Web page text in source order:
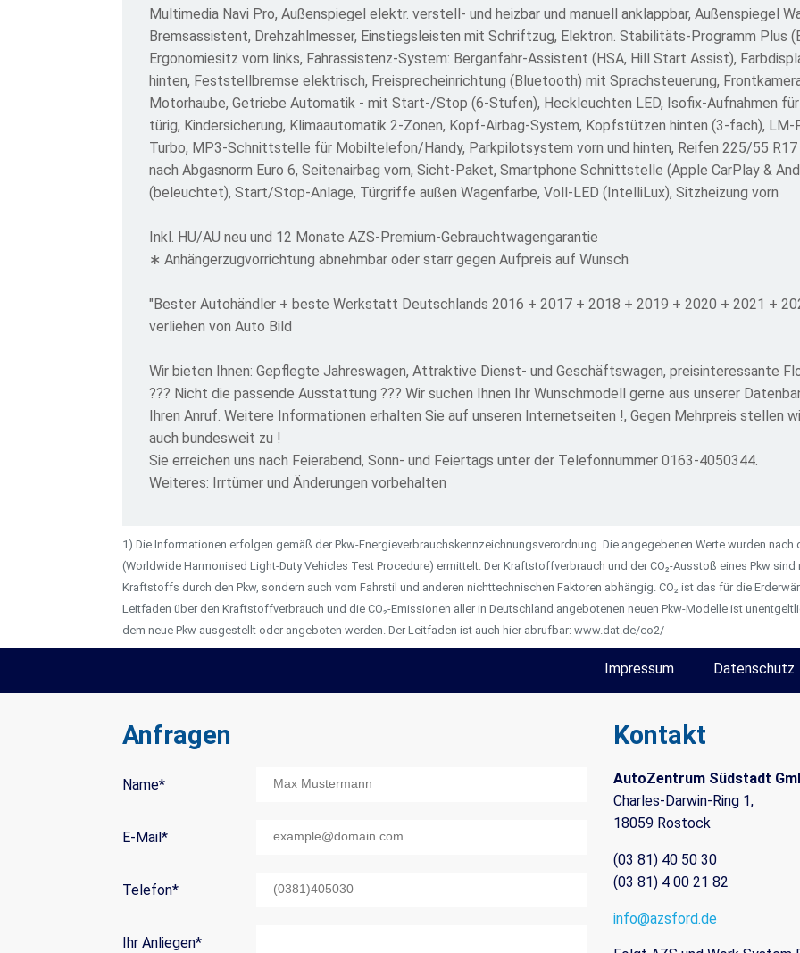
Multimedia Navi Pro, Außenspiegel elektr. verstell- und heizbar und manuell anklappbar, Außenspiegel
Bremsassistent, Drehzahlmesser, Einstiegsleisten mit Schriftzug, Elektron. Stabilitäts-Programm Plus
Ergonomiesitz vorn links, Fahrassistenz-System: Berganfahr-Assistent (HSA, Hill Start Assist),
hinten, Feststellbremse elektrisch, Freisprecheinrichtung (Bluetooth) mit Sprachsteuerung,
Motorhaube, Getriebe Automatik - mit Start-/Stop (6-Stufen), Heckleuchten LED, Isofix-Aufnahmen
türig, Kindersicherung, Klimaautomatik 2-Zonen, Kopf-Airbag-System, Kopfstützen hinten (3-fach),
Turbo, MP3-Schnittstelle für Mobiltelefon/Handy, Parkpilotsystem vorn und hinten, Reifen 225/55 R17
nach Abgasnorm Euro 6, Seitenairbag vorn, Sicht-Paket, Smartphone Schnittstelle (Apple CarPlay &
(beleuchtet), Start/Stop-Anlage, Türgriffe außen Wagenfarbe, Voll-LED (IntelliLux), Sitzheizung vorn
Inkl. HU/AU neu und 12 Monate AZS-Premium-Gebrauchtwagengarantie
∗ Anhängerzugvorrichtung abnehmbar oder starr gegen Aufpreis auf Wunsch
"Bester Autohändler + beste Werkstatt Deutschlands 2016 + 2017 + 2018 + 2019 + 2020 + 2021 +
verliehen von Auto Bild
Wir bieten Ihnen: Gepflegte Jahreswagen, Attraktive Dienst- und Geschäftswagen, preisinteressante
??? Nicht die passende Ausstattung ??? Wir suchen Ihnen Ihr Wunschmodell gerne aus unserer
Ihren Anruf. Weitere Informationen erhalten Sie auf unseren Internetseiten !, Gegen Mehrpreis stellen
auch bundesweit zu !
Sie erreichen uns nach Feierabend, Sonn- und Feiertags unter der Telefonnummer 0163-4050344.
Weiteres: Irrtümer und Änderungen vorbehalten
1) Die Informationen erfolgen gemäß der Pkw-Energieverbrauchskennzeichnungsverordnung. Die angegebenen Werte wurden
(Worldwide Harmonised Light-Duty Vehicles Test Procedure) ermittelt. Der Kraftstoffverbrauch und der CO₂-Ausstoß eines Pkw
Kraftstoffs durch den Pkw, sondern auch vom Fahrstil und anderen nichttechnischen Faktoren abhängig. CO₂ ist das für die
Leitfaden über den Kraftstoffverbrauch und die CO₂-Emissionen aller in Deutschland angebotenen neuen Pkw-Modelle ist
dem neue Pkw ausgestellt oder angeboten werden. Der Leitfaden ist auch hier abrufbar: www.dat.de/co2/
Impressum Datenschutz
Anfragen
Mail Title:
Name*
E-Mail *
Telefon*
Ihr Anliegen*
Kontakt
AutoZentrum Südstadt
Charles-Darwin-Ring 1,
18059 Rostock
(03 81) 40 50 30
(03 81) 4 00 21 82
info@azsford.de